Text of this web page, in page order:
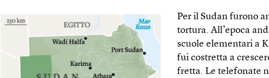
Per il Sudan furono
tortura. All’epoca
scuole elementari a
fui costretta a
fretta. Le telefonate